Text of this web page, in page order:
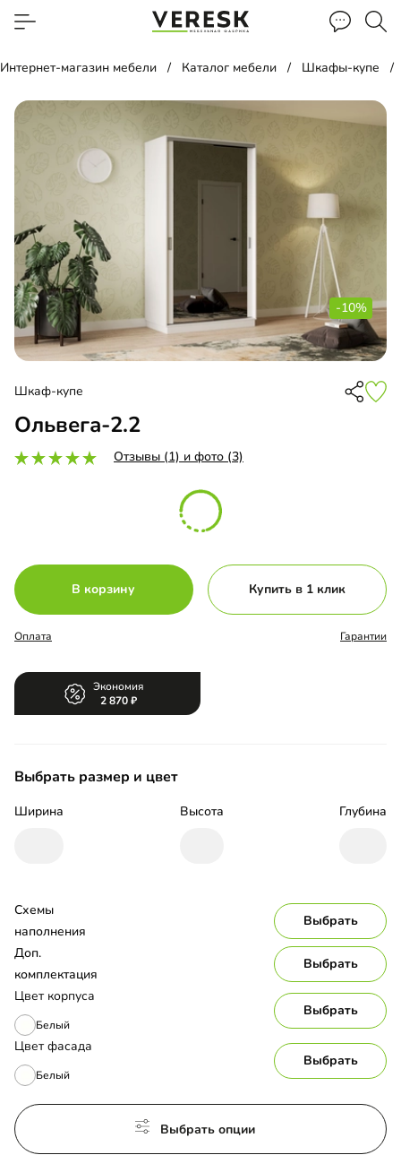
Интернет-магазин мебели Каталог мебели Шкафы-купе
-10%
Шкаф-купе
Ольвега-2.2
Отзывы (1) и фото (3)
В корзину Купить в 1 клик
Оплата Гарантии
Экономия
2 870
Выбрать размер и цвет
Ширина Высота Глубина
Цвет корпуса
Белый
Выбрать
Цвет фасада
Белый
Выбрать
Схемы
наполнения
Выбрать
Доп.
комплектация
Выбрать
Выбрать опции